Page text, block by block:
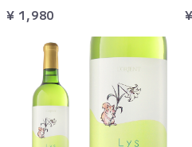
¥ 1,980